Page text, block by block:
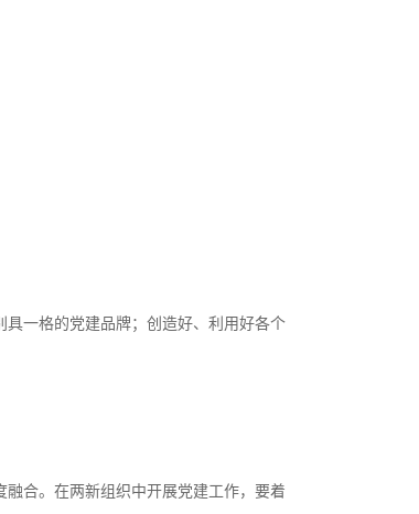
一格的党建品牌；创造好、利用好各个
合。在两新组织中开展党建工作，要着